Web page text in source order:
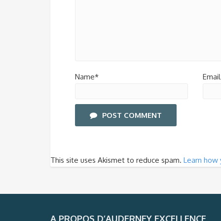
Name*
POST COMMENT
This site uses Akismet to reduce spam. Learn how
A PROPOS D’AUDERNEY EXCELLENCE